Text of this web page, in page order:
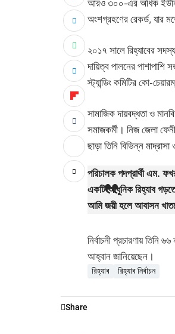
অংশগ্রহণের রেকর্ড, যার
২০১৭ সালে রিহ্যাবের
দায়িত্ব পালনের
স্ট্যান্ডিং কমিটির কো-
সামাজিক দায়বদ্ধতা ও
সমাজকর্মী। নিজ জেলা
ছাড়া তিনি বিভিন্ন
পরিচালক পদপ্রার্থী এম.
একটি আধুনিক রিহ্যাব
আমি জয়ী হলে আবাসন
নির্বাচনী প্রচারণায়
আহ্বান জানিয়েছেন।
রিহ্যাব রিহ্যাব নির্বাচন
Share